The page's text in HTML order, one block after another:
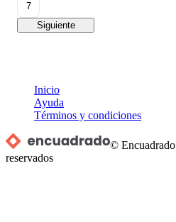
7
Siguiente
Inicio
Ayuda
Términos y condiciones
© Encuadrado
reservados